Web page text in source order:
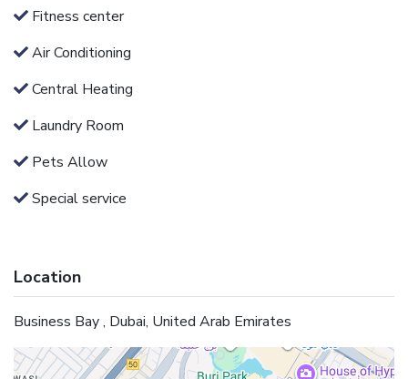
Fitness center
Air Conditioning
Central Heating
Laundry Room
Pets Allow
Special service
Location
Business Bay , Dubai, United Arab Emirates